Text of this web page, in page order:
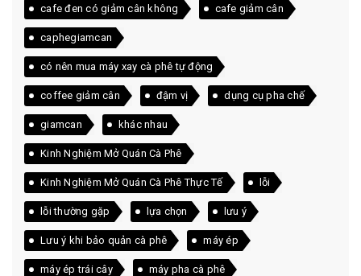
cafe đen có giảm cân không cafe giảm cân
caphegiamcan
có nên mua máy xay cà phê tự động
coffee giảm cân đậm vị dụng cụ pha chế
giamcan khác nhau
Kinh Nghiệm Mở Quán Cà Phê
Kinh Nghiệm Mở Quán Cà Phê Thực Tế lỗi
lỗi thường gặp lựa chọn lưu ý
Lưu ý khi bảo quản cà phê máy ép
máy ép trái cây máy pha cà phê